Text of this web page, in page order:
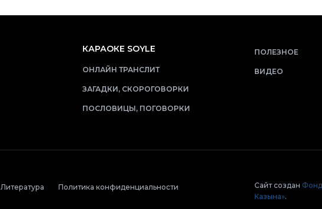
КАРАОКЕ SOYLE
ОНЛАЙН ТРАНСЛИТ
ЗАГАДКИ, СКОРОГОВОРКИ
ПОСЛОВИЦЫ, ПОГОВОРКИ
ПОЛЕЗНОЕ
ВИДЕО
Литература
Политика конфиденциальности
Сайт создан
Казына».